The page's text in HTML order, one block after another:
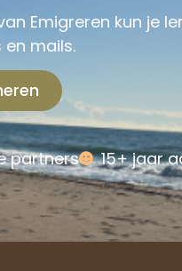
Emigreren kun je
mails.
partners 15+ jaar